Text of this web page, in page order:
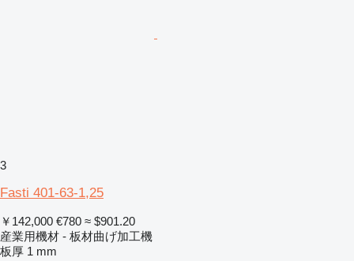
3
Fasti 401-63-1,25
￥142,000 €780 ≈ $901.20
産業用機材 - 板材曲げ加工機
板厚 1 mm